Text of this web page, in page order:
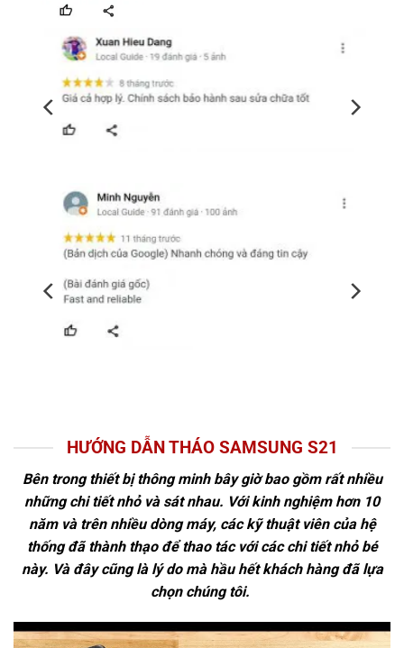
HƯỚNG DẪN THÁO SAMSUNG S21
Bên trong thiết bị thông minh bây giờ bao gồm rất nhiều
những chi tiết nhỏ và sát nhau. Với kinh nghiệm hơn 10
năm và trên nhiều dòng máy, các kỹ thuật viên của hệ
thống đã thành thạo để thao tác với các chi tiết nhỏ bé
này. Và đây cũng là lý do mà hầu hết khách hàng đã lựa
chọn chúng tôi.